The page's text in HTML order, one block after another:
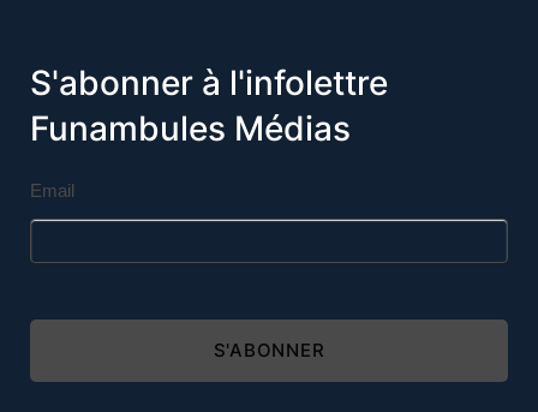
S'abonner à l'infolettre
Funambules Médias
Email
S'ABONNER